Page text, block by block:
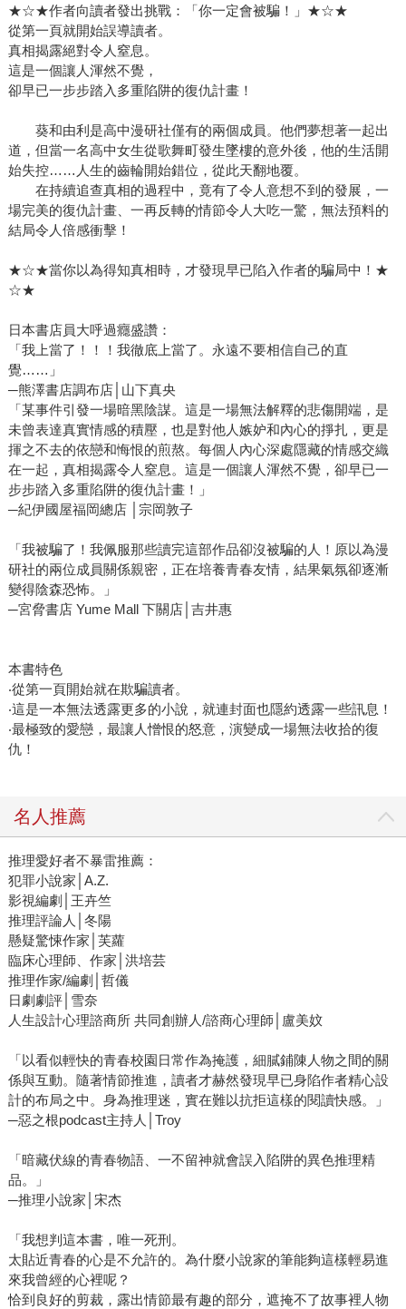
★☆★作者向讀者發出挑戰：「你一定會被騙！」★☆★
從第一頁就開始誤導讀者。
真相揭露絕對令人窒息。
這是一個讓人渾然不覺，
卻早已一步步踏入多重陷阱的復仇計畫！
葵和由利是高中漫研社僅有的兩個成員。他們夢想著一起出
道，但當一名高中女生從歌舞町發生墜樓的意外後，他的生活開
始失控……人生的齒輪開始錯位，從此天翻地覆。
在持續追查真相的過程中，竟有了令人意想不到的發展，一
場完美的復仇計畫、一再反轉的情節令人大吃一驚，無法預料的
結局令人倍感衝擊！
★☆★當你以為得知真相時，才發現早已陷入作者的騙局中！★
☆★
日本書店員大呼過癮盛讚：
「我上當了！！！我徹底上當了。永遠不要相信自己的直
覺……」
─熊澤書店調布店│山下真央
「某事件引發一場暗黑陰謀。這是一場無法解釋的悲傷開端，是
未曾表達真實情感的積壓，也是對他人嫉妒和內心的掙扎，更是
揮之不去的依戀和悔恨的煎熬。每個人內心深處隱藏的情感交織
在一起，真相揭露令人窒息。這是一個讓人渾然不覺，卻早已一
步步踏入多重陷阱的復仇計畫！」
─紀伊國屋福岡總店 │宗岡敦子
「我被騙了！我佩服那些讀完這部作品卻沒被騙的人！原以為漫
研社的兩位成員關係親密，正在培養青春友情，結果氣氛卻逐漸
變得陰森恐怖。」
─宮脅書店 Yume Mall 下關店│吉井惠
本書特色
‧從第一頁開始就在欺騙讀者。
‧這是一本無法透露更多的小說，就連封面也隱約透露一些訊息！
‧最極致的愛戀，最讓人憎恨的怒意，演變成一場無法收拾的復
仇！
名人推薦
推理愛好者不暴雷推薦：
犯罪小說家│A.Z.
影視編劇│王卉竺
推理評論人│冬陽
懸疑驚悚作家│芙蘿
臨床心理師、作家│洪培芸
推理作家/編劇│哲儀
日劇劇評│雪奈
人生設計心理諮商所 共同創辦人/諮商心理師│盧美妏
「以看似輕快的青春校園日常作為掩護，細膩鋪陳人物之間的關
係與互動。隨著情節推進，讀者才赫然發現早已身陷作者精心設
計的布局之中。身為推理迷，實在難以抗拒這樣的閱讀快感。」
─惡之根podcast主持人│Troy
「暗藏伏線的青春物語、一不留神就會誤入陷阱的異色推理精
品。」
─推理小說家│宋杰
「我想判這本書，唯一死刑。
太貼近青春的心是不允許的。為什麼小說家的筆能夠這樣輕易進
來我曾經的心裡呢？
恰到良好的剪裁，露出情節最有趣的部分，遮掩不了故事裡人物